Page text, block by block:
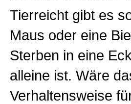
Tierreicht gibt es
Maus oder eine
Sterben in eine
alleine ist. Wäre
Verhaltensweise